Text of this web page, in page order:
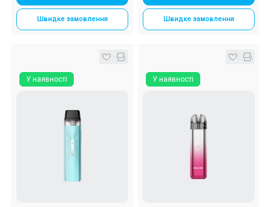
Швидке замовлення Швидке замовлення
У наявності У наявності